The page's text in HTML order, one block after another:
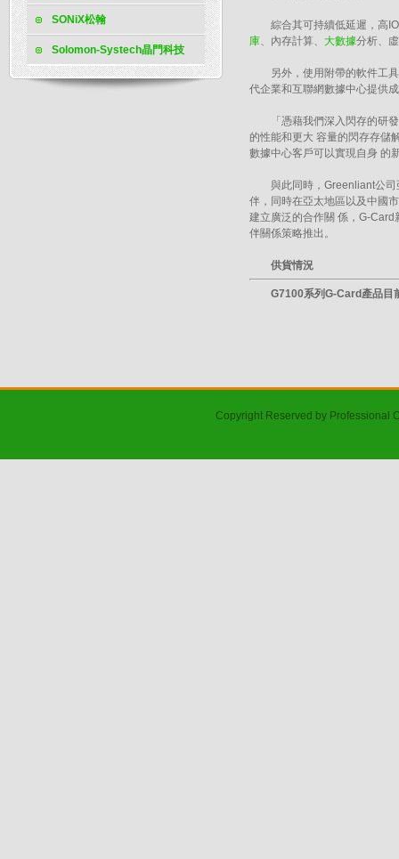
SONiX松翰
Solomon-Systech晶門科技
綜合其可持續低延遲，高
庫、內存計算、 大數據分析、
另外，使用附帶的軟件工具
代企業和互聯網數據中心提供
「憑藉我們深入閃存的研發
的性能和更大 容量的閃存存儲
數據中心客戶可以實現自身 的
與此同時，Greenliant公司
伴，同時在亞太地區以及中國
建立廣泛的合作關 係，G-
伴關係策略推出。
供貨情況
G7100系列G-Card產品目前
Copyright Reserved by Professional